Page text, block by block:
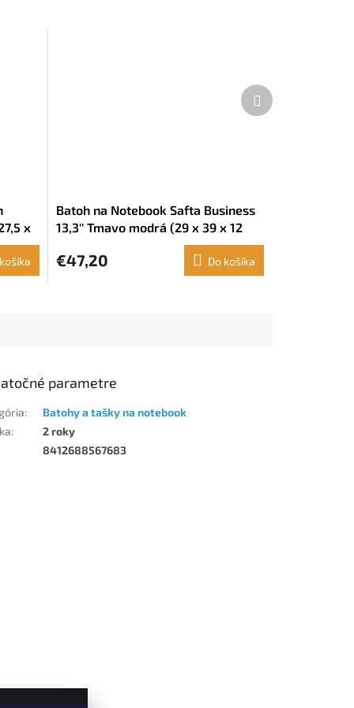
x
Batoh na Notebook Safta Business
13,3'' Tmavo modrá (29 x 39 x 12
€47,20 Do košíka
Ďalší
produkt
parametre
:
Batohy a tašky na notebook
:
2 roky
8412688567683